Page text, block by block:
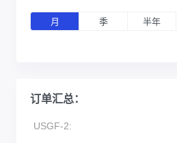
月 季 半年
订单汇总：
USGF-2: